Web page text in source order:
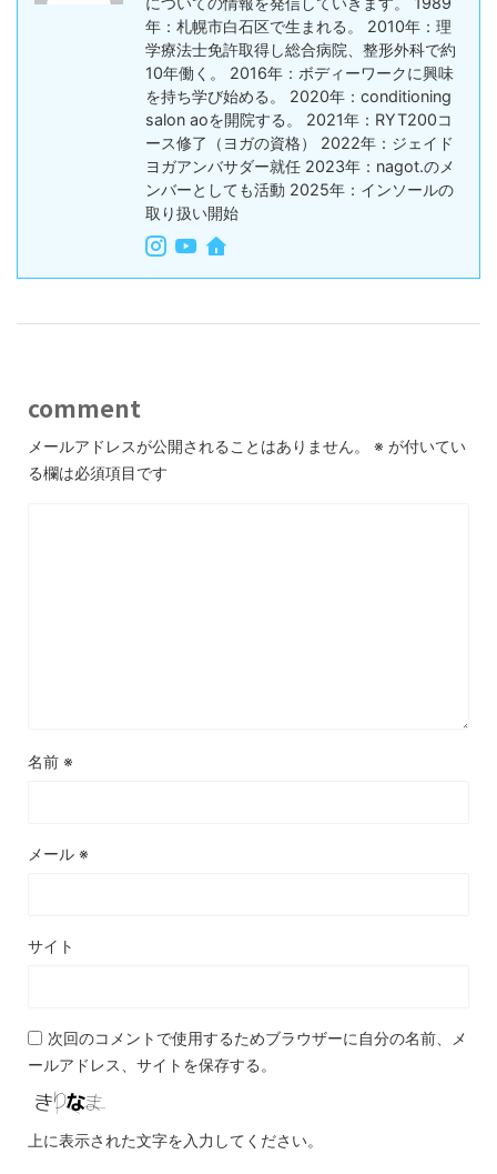
年：札幌市白石区で生まれる。 2010年：理
学療法士免許取得し総合病院、整形外科で約
10年働く。 2016年：ボディーワークに興味
を持ち学び始める。 2020年：conditioning
salon aoを開院する。 2021年：RYT200コ
ース修了（ヨガの資格） 2022年：ジェイド
ヨガアンバサダー就任 2023年：nagot.のメ
ンバーとしても活動 2025年：インソールの
取り扱い開始
comment
メールアドレスが公開されることはありません。 ※ が付いてい
る欄は必須項目です
名前 ※
メール ※
サイト
次回のコメントで使用するためブラウザーに自分の名前、メ
ールアドレス、サイトを保存する。
上に表示された文字を入力してください。